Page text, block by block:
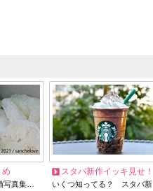
め
写真集…
スタバ新作イッキ見せ！
いくつ知ってる？ スタバ新